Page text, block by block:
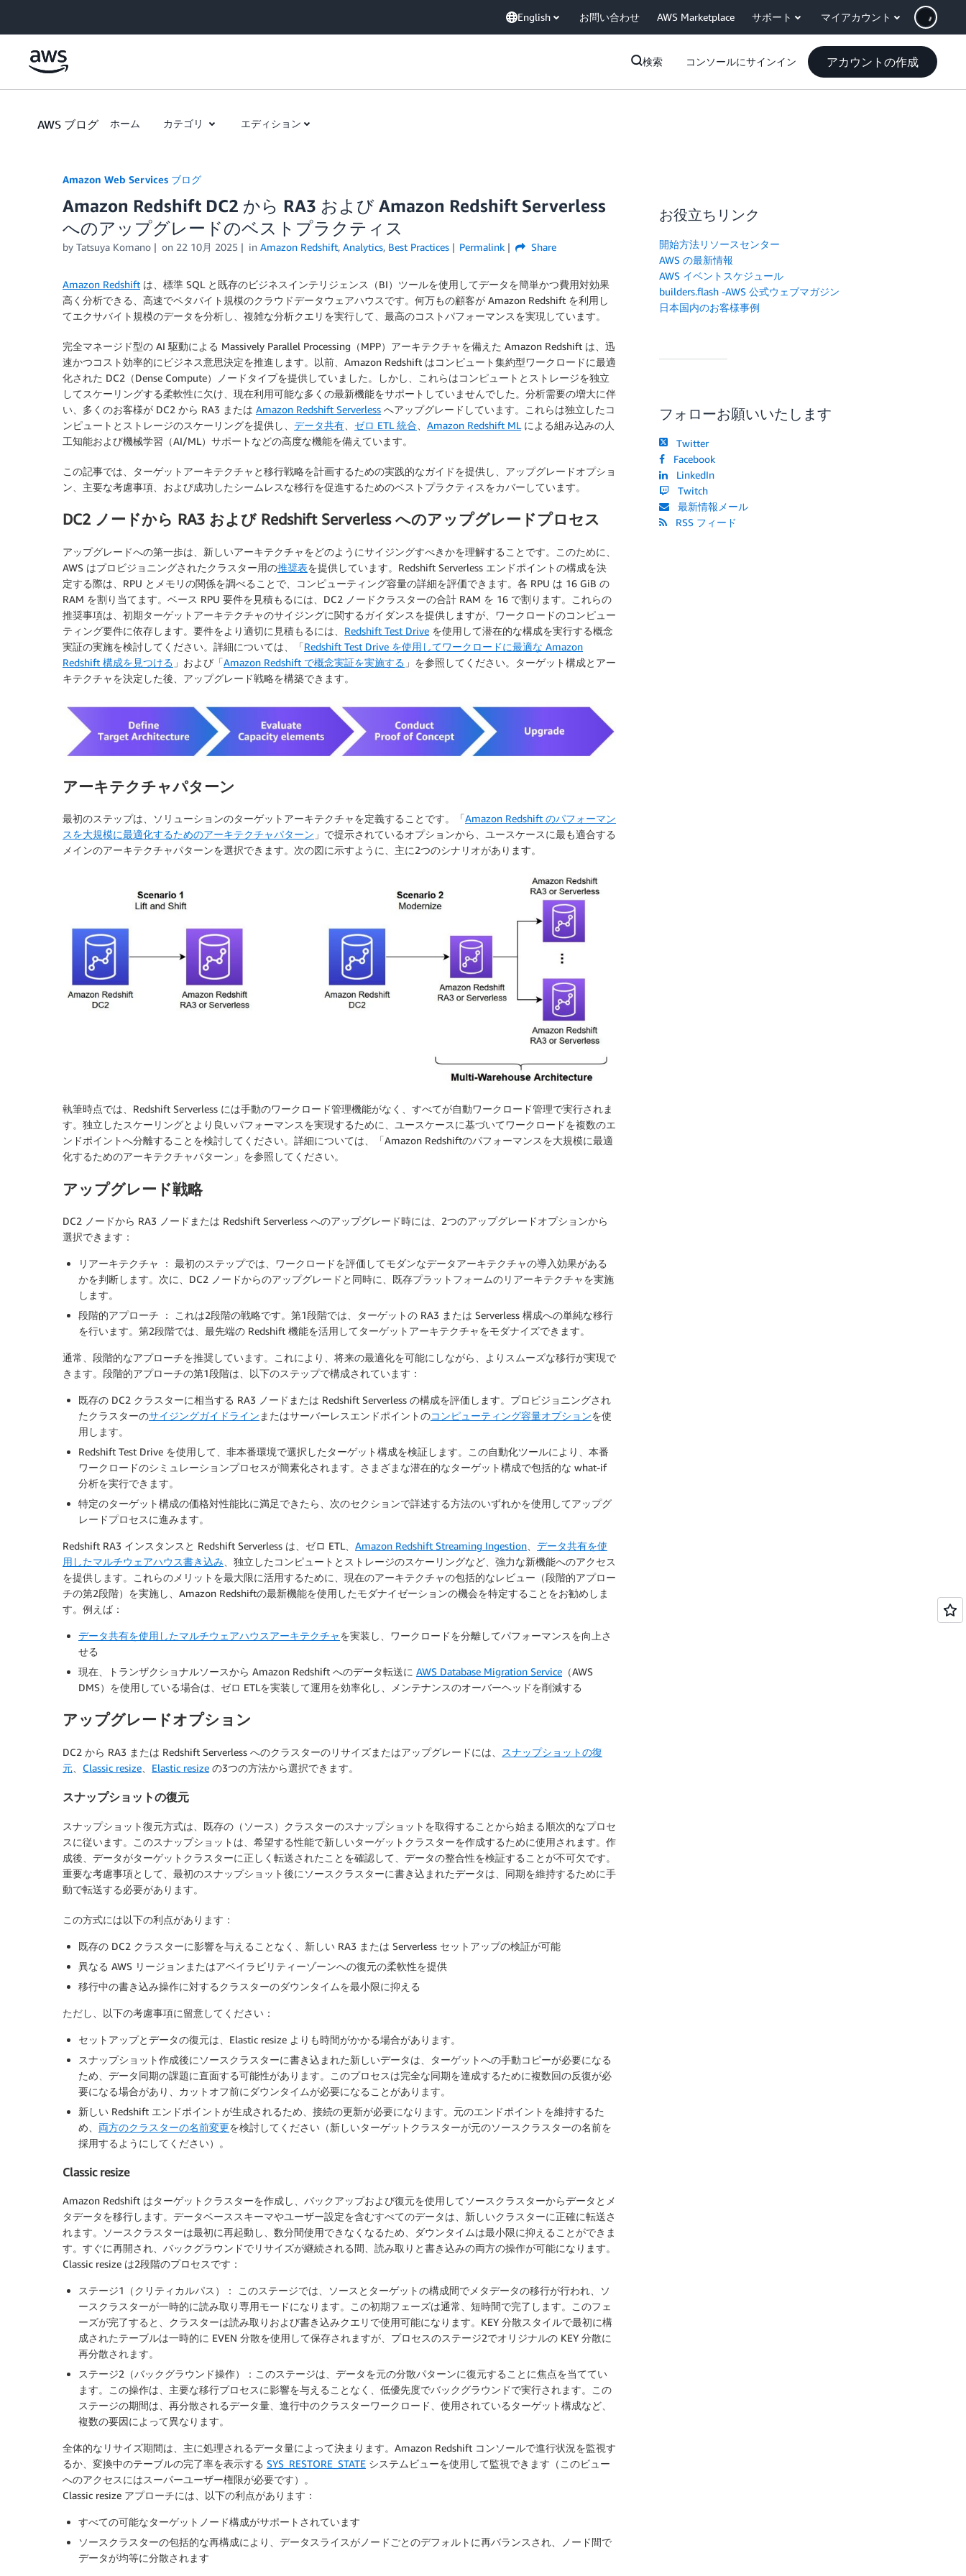
English お問い合わせ AWS Marketplace サポート マイアカウント
検索 コンソールにサインイン アカウントの作成
AWS ブログ ホーム カテゴリ エディション
Amazon Web Services ブログ
Amazon Redshift DC2 から RA3 および Amazon Redshift Serverless
へのアップグレードのベストプラクティス
by Tatsuya Komano on 22 10月 2025 in Amazon Redshift, Analytics, Best Practices Permalink Share
Amazon Redshift は、標準 SQL と既存のビジネスインテリジェンス（BI）ツールを使用してデータを簡単かつ費用対効果
高く分析できる、高速でペタバイト規模のクラウドデータウェアハウスです。何万もの顧客が Amazon Redshift を利用し
てエクサバイト規模のデータを分析し、複雑な分析クエリを実行して、最高のコストパフォーマンスを実現しています。
完全マネージド型の AI 駆動による Massively Parallel Processing（MPP）アーキテクチャを備えた Amazon Redshift は、迅
速かつコスト効率的にビジネス意思決定を推進します。以前、Amazon Redshift はコンピュート集約型ワークロードに最適
化された DC2（Dense Compute）ノードタイプを提供していました。しかし、これらはコンピュートとストレージを独立
してスケーリングする柔軟性に欠け、現在利用可能な多くの最新機能をサポートしていませんでした。分析需要の増大に伴
い、多くのお客様が DC2 から RA3 または Amazon Redshift Serverless へアップグレードしています。これらは独立したコ
ンピュートとストレージのスケーリングを提供し、 データ共有 ゼロ ETL 統合 Amazon Redshift ML による組み込みの人
工知能および機械学習（AI/ML）サポートなどの高度な機能を備えています。
この記事では、ターゲットアーキテクチャと移行戦略を計画するための実践的なガイドを提供し、アップグレードオプショ
ン、主要な考慮事項、および成功したシームレスな移行を促進するためのベストプラクティスをカバーしています。
DC2 ノードから RA3 および Redshift Serverless へのアップグレードプロセス
アップグレードへの第一歩は、新しいアーキテクチャをどのようにサイジングすべきかを理解することです。このために、
AWS はプロビジョニングされたクラスター用の推奨表を提供しています。Redshift Serverless エンドポイントの構成を決
定する際は、RPU とメモリの関係を調べることで、コンピューティング容量の詳細を評価できます。各 RPU は 16 GiB の
RAM を割り当てます。ベース RPU 要件を見積もるには、DC2 ノードクラスターの合計 RAM を 16 で割ります。これらの
推奨事項は、初期ターゲットアーキテクチャのサイジングに関するガイダンスを提供しますが、ワークロードのコンピュー
ティング要件に依存します。要件をより適切に見積もるには、 Redshift Test Drive を使用して潜在的な構成を実行する概念
実証の実施を検討してください。詳細については、「Redshift Test Drive を使用してワークロードに最適な Amazon
Redshift 構成を見つける 」および「Amazon Redshift で概念実証を実施する 」を参照してください。ターゲット構成とアー
キテクチャを決定した後、アップグレード戦略を構築できます。
アーキテクチャパターン
最初のステップは、ソリューションのターゲットアーキテクチャを定義することです。「Amazon Redshift のパフォーマン
スを大規模に最適化するためのアーキテクチャパターン 」で提示されているオプションから、ユースケースに最も適合する
メインのアーキテクチャパターンを選択できます。次の図に示すように、主に2つのシナリオがあります。
執筆時点では、Redshift Serverless には手動のワークロード管理機能がなく、すべてが自動ワークロード管理で実行されま
す。独立したスケーリングとより良いパフォーマンスを実現するために、ユースケースに基づいてワークロードを複数のエ
ンドポイントへ分離することを検討してください。詳細については、「Amazon Redshiftのパフォーマンスを大規模に最適
化するためのアーキテクチャパターン」を参照してください。
アップグレード戦略
DC2 ノードから RA3 ノードまたは Redshift Serverless へのアップグレード時には、2つのアップグレードオプションから
選択できます：
リアーキテクチャ ： 最初のステップでは、ワークロードを評価してモダンなデータアーキテクチャの導入効果がある
かを判断します。次に、DC2 ノードからのアップグレードと同時に、既存プラットフォームのリアーキテクチャを実施
します。
段階的アプローチ ： これは2段階の戦略です。第1段階では、ターゲットの RA3 または Serverless 構成への単純な移行
を行います。第2段階では、最先端の Redshift 機能を活用してターゲットアーキテクチャをモダナイズできます。
通常、段階的なアプローチを推奨しています。これにより、将来の最適化を可能にしながら、よりスムーズな移行が実現で
きます。段階的アプローチの第1段階は、以下のステップで構成されています：
既存の DC2 クラスターに相当する RA3 ノードまたは Redshift Serverless の構成を評価します。プロビジョニングされ
たクラスターのサイジングガイドライン またはサーバーレスエンドポイントのコンピューティング容量オプションを使
用します。
Redshift Test Drive を使用して、非本番環境で選択したターゲット構成を検証します。この自動化ツールにより、本番
ワークロードのシミュレーションプロセスが簡素化されます。さまざまな潜在的なターゲット構成で包括的な what-if
分析を実行できます。
特定のターゲット構成の価格対性能比に満足できたら、次のセクションで詳述する方法のいずれかを使用してアップグ
レードプロセスに進みます。
Redshift RA3 インスタンスと Redshift Serverless は、ゼロ ETL、 Amazon Redshift Streaming Ingestion
データ共有を使
用したマルチウェアハウス書き込み 、独立したコンピュートとストレージのスケーリングなど、強力な新機能へのアクセス
を提供します。これらのメリットを最大限に活用するために、現在のアーキテクチャの包括的なレビュー（段階的アプロー
チの第2段階）を実施し、Amazon Redshiftの最新機能を使用したモダナイゼーションの機会を特定することをお勧めしま
す。例えば：
データ共有を使用したマルチウェアハウスアーキテクチャを実装し、ワークロードを分離してパフォーマンスを向上さ
せる
現在、トランザクショナルソースから Amazon Redshift へのデータ転送に AWS Database Migration Service （AWS
DMS）を使用している場合は、ゼロ ETLを実装して運用を効率化し、メンテナンスのオーバーヘッドを削減する
アップグレードオプション
DC2 から RA3 または Redshift Serverless へのクラスターのリサイズまたはアップグレードには、
スナップショットの復
元
Classic resize Elastic resize の3つの方法から選択できます。
スナップショットの復元
スナップショット復元方式は、既存の（ソース）クラスターのスナップショットを取得することから始まる順次的なプロセ
スに従います。このスナップショットは、希望する性能で新しいターゲットクラスターを作成するために使用されます。作
成後、データがターゲットクラスターに正しく転送されたことを確認して、データの整合性を検証することが不可欠です。
重要な考慮事項として、最初のスナップショット後にソースクラスターに書き込まれたデータは、同期を維持するために手
動で転送する必要があります。
この方式には以下の利点があります：
既存の DC2 クラスターに影響を与えることなく、新しい RA3 または Serverless セットアップの検証が可能
異なる AWS リージョンまたはアベイラビリティーゾーンへの復元の柔軟性を提供
移行中の書き込み操作に対するクラスターのダウンタイムを最小限に抑える
ただし、以下の考慮事項に留意してください：
セットアップとデータの復元は、Elastic resize よりも時間がかかる場合があります。
スナップショット作成後にソースクラスターに書き込まれた新しいデータは、ターゲットへの手動コピーが必要になる
ため、データ同期の課題に直面する可能性があります。このプロセスは完全な同期を達成するために複数回の反復が必
要になる場合があり、カットオフ前にダウンタイムが必要になることがあります。
新しい Redshift エンドポイントが生成されるため、接続の更新が必要になります。元のエンドポイントを維持するた
め、 両方のクラスターの名前変更を検討してください（新しいターゲットクラスターが元のソースクラスターの名前を
採用するようにしてください）。
Classic resize
Amazon Redshift はターゲットクラスターを作成し、バックアップおよび復元を使用してソースクラスターからデータとメ
タデータを移行します。データベーススキーマやユーザー設定を含むすべてのデータは、新しいクラスターに正確に転送さ
れます。ソースクラスターは最初に再起動し、数分間使用できなくなるため、ダウンタイムは最小限に抑えることができま
す。すぐに再開され、バックグラウンドでリサイズが継続される間、読み取りと書き込みの両方の操作が可能になります。
Classic resize は2段階のプロセスです：
ステージ1（クリティカルパス）： このステージでは、ソースとターゲットの構成間でメタデータの移行が行われ、ソ
ースクラスターが一時的に読み取り専用モードになります。この初期フェーズは通常、短時間で完了します。このフェ
ーズが完了すると、クラスターは読み取りおよび書き込みクエリで使用可能になります。KEY 分散スタイルで最初に構
成されたテーブルは一時的に EVEN 分散を使用して保存されますが、プロセスのステージ2でオリジナルの KEY 分散に
再分散されます。
ステージ2（バックグラウンド操作）：このステージは、データを元の分散パターンに復元することに焦点を当ててい
ます。この操作は、主要な移行プロセスに影響を与えることなく、低優先度でバックグラウンドで実行されます。この
ステージの期間は、再分散されるデータ量、進行中のクラスターワークロード、使用されているターゲット構成など、
複数の要因によって異なります。
全体的なリサイズ期間は、主に処理されるデータ量によって決まります。Amazon Redshift コンソールで進行状況を監視す
るか、変換中のテーブルの完了率を表示する SYS_RESTORE_STATE システムビューを使用して監視できます（このビュー
へのアクセスにはスーパーユーザー権限が必要です）。
Classic resize アプローチには、以下の利点があります：
すべての可能なターゲットノード構成がサポートされています
ソースクラスターの包括的な再構成により、データスライスがノードごとのデフォルトに再バランスされ、ノード間で
データが均等に分散されます
お役立ちリンク
開始方法リソースセンター
AWS の最新情報
AWS イベントスケジュール
builders.flash -AWS 公式ウェブマガジン
日本国内のお客様事例
フォローお願いいたします
Twitter
Facebook
LinkedIn
Twitch
最新情報メール
RSS フィード